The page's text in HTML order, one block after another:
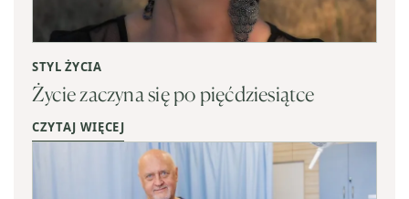
STYL ŻYCIA
Życie zaczyna się po pięćdziesiątce
CZYTAJ WIĘCEJ